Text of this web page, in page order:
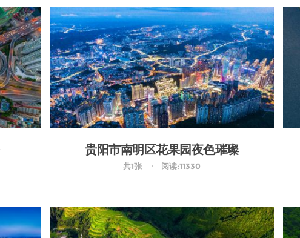
贵阳市南明区花果园夜色璀璨
共1张 阅读:11330